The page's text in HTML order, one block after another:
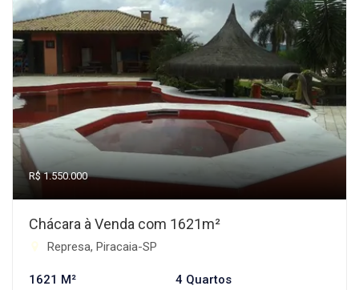
R$ 1.550.000
Chácara à Venda com 1621m²
Represa, Piracaia-SP
1621 M² 4 Quartos